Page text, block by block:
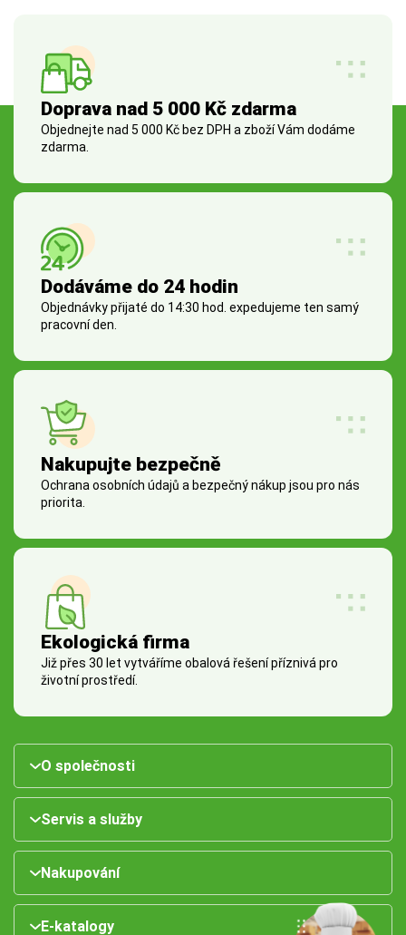
Doprava nad 5 000 Kč zdarma
Objednejte nad 5 000 Kč bez DPH a zboží Vám dodáme
zdarma.
Dodáváme do 24 hodin
Objednávky přijaté do 14:30 hod. expedujeme ten samý
pracovní den.
Nakupujte bezpečně
Ochrana osobních údajů a bezpečný nákup jsou pro nás
priorita.
Ekologická firma
Již přes 30 let vytváříme obalová řešení příznivá pro
životní prostředí.
O společnosti
Servis a služby
Nakupování
E-katalogy